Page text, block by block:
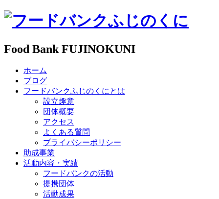
Food Bank FUJINOKUNI
ホーム
ブログ
フードバンクふじのくにとは
設立趣意
団体概要
アクセス
よくある質問
プライバシーポリシー
助成事業
活動内容・実績
フードバンクの活動
提携団体
活動成果